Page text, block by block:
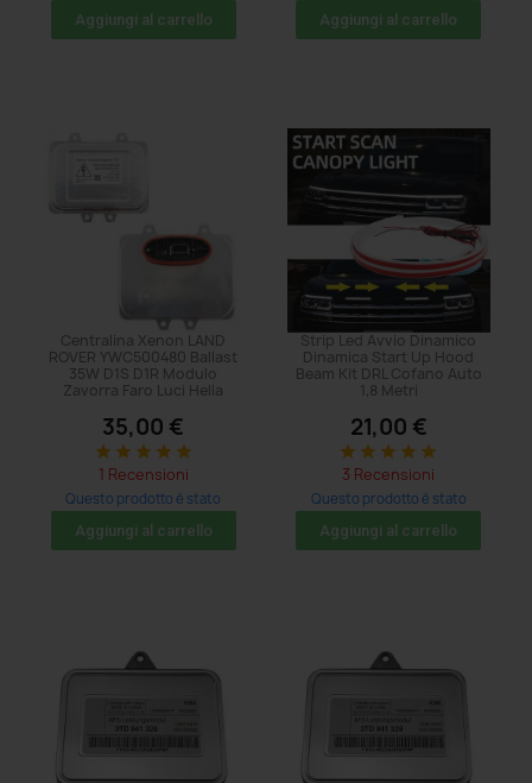
acquistato: 41 volte
Aggiungi al carrello
acquistato: 5 volte
Aggiungi al carrello
Centralina Xenon LAND
ROVER YWC500480 Ballast
35W D1S D1R Modulo
Zavorra Faro Luci Hella
35,00 €
star star star star star
1 Recensioni
Questo prodotto è stato
acquistato: 5 volte
Aggiungi al carrello
Strip Led Avvio Dinamico
Dinamica Start Up Hood
Beam Kit DRL Cofano Auto
1,8 Metri
21,00 €
star star star star star
3 Recensioni
Questo prodotto è stato
acquistato: 71 volte
Aggiungi al carrello